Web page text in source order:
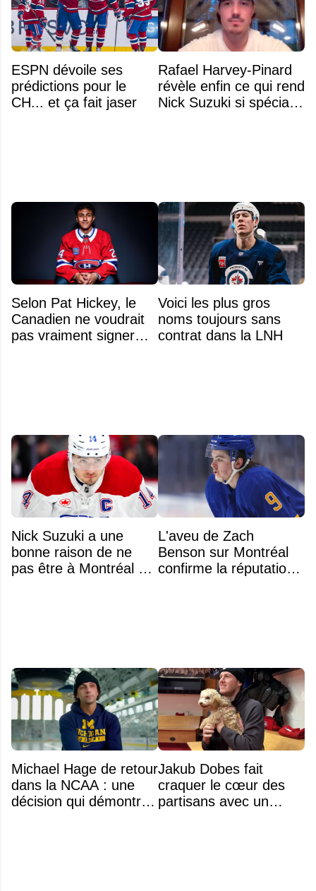
ESPN dévoile ses
prédictions pour le
CH... et ça fait jaser
Rafael Harvey-Pinard
révèle enfin ce qui rend
Nick Suzuki si spécial
Selon Pat Hickey, le
Canadien ne voudrait
pas vraiment signer
Voici les plus gros
noms toujours sans
contrat dans la LNH
Nick Suzuki a une
bonne raison de ne
pas être à Montréal cet
L'aveu de Zach
Benson sur Montréal
confirme la réputation
Michael Hage de retour
dans la NCAA : une
décision qui démontre
Jakub Dobes fait
craquer le cœur des
partisans avec un